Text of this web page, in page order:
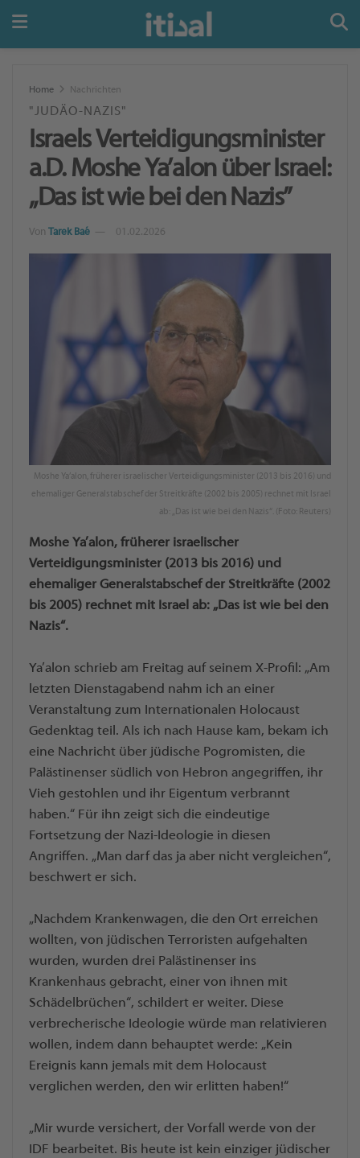
Home Nachrichten
"JUDÄO-NAZIS"
Israels Verteidigungsminister
a.D. Moshe Ya’alon über Israel:
„Das ist wie bei den Nazis”
Von Tarek Baé 01.02.2026
Moshe Ya’alon, früherer israelischer Verteidigungsminister (2013 bis 2016) und
ehemaliger Generalstabschef der Streitkräfte (2002 bis 2005) rechnet mit Israel
ab: „Das ist wie bei den Nazis“. (Foto: Reuters)
Moshe Ya’alon, früherer israelischer
Verteidigungsminister (2013 bis 2016) und
ehemaliger Generalstabschef der Streitkräfte (2002
bis 2005) rechnet mit Israel ab: „Das ist wie bei den
Nazis“.
Ya’alon schrieb am Freitag auf seinem X-Profil: „Am
letzten Dienstagabend nahm ich an einer
Veranstaltung zum Internationalen Holocaust
Gedenktag teil. Als ich nach Hause kam, bekam ich
eine Nachricht über jüdische Pogromisten, die
Palästinenser südlich von Hebron angegriffen, ihr
Vieh gestohlen und ihr Eigentum verbrannt
haben.“ Für ihn zeigt sich die eindeutige
Fortsetzung der Nazi-Ideologie in diesen
Angriffen. „Man darf das ja aber nicht vergleichen“,
beschwert er sich.
„Nachdem Krankenwagen, die den Ort erreichen
wollten, von jüdischen Terroristen aufgehalten
wurden, wurden drei Palästinenser ins
Krankenhaus gebracht, einer von ihnen mit
Schädelbrüchen“, schildert er weiter. Diese
verbrecherische Ideologie würde man relativieren
wollen, indem dann behauptet werde: „Kein
Ereignis kann jemals mit dem Holocaust
verglichen werden, den wir erlitten haben!“
„Mir wurde versichert, der Vorfall werde von der
IDF bearbeitet. Bis heute ist kein einziger jüdischer